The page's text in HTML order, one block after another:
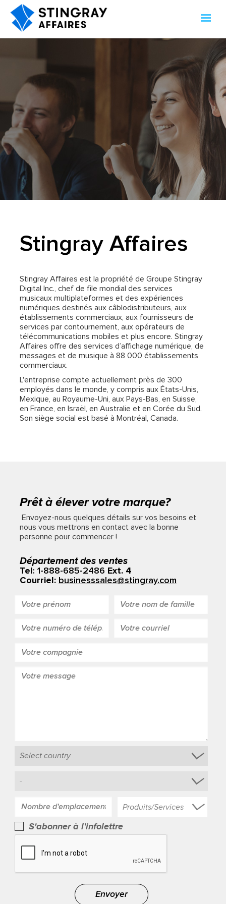
Stingray Affaires
Stingray Affaires est la propriété de Groupe Stingray
Digital Inc., chef de file mondial des services
musicaux multiplateformes et des expériences
numériques destinés aux câblodistributeurs, aux
établissements commerciaux, aux fournisseurs de
services par contournement, aux opérateurs de
télécommunications mobiles et plus encore. Stingray
Affaires offre des services d’affichage numérique, de
messages et de musique à 88 000 établissements
commerciaux.
L'entreprise compte actuellement près de 300
employés dans le monde, y compris aux États-Unis,
Mexique, au Royaume-Uni, aux Pays-Bas, en Suisse,
en France, en Israël, en Australie et en Corée du Sud.
Son siège social est basé à Montréal, Canada.
Prêt à élever votre marque?
Envoyez-nous quelques détails sur vos besoins et
nous vous mettrons en contact avec la bonne
personne pour commencer !
Département des ventes
Tel : 1-888-685-2486 Ext. 4
Courriel: businesssales@stingray.com
Produits/Services
S'abonner à l'infolettre
Envoyer